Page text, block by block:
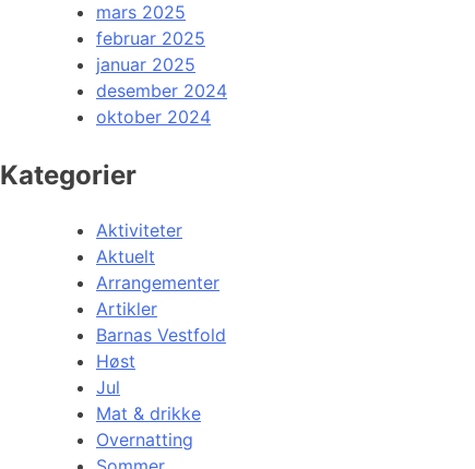
mars 2025
februar 2025
januar 2025
desember 2024
oktober 2024
Kategorier
Aktiviteter
Aktuelt
Arrangementer
Artikler
Barnas Vestfold
Høst
Jul
Mat & drikke
Overnatting